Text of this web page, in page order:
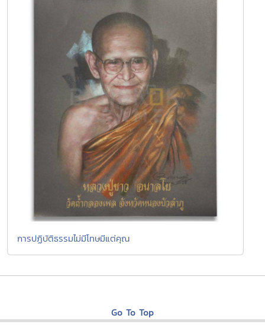
การปฏิบัติธรรมไม่มีโทษมีแต่คุณ
Go To Top